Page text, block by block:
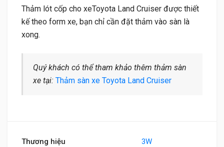
Thảm lót cốp cho xeToyota Land Cruiser được thiết
kế theo form xe, bạn chỉ cần đặt thảm vào sàn là
xong.
Quý khách có thể tham khảo thêm thảm sàn
xe tại: Thảm sàn xe Toyota Land Cruiser
Thương hiệu 3W